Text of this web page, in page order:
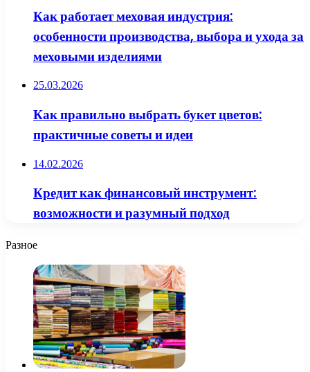
Как работает меховая индустрия:
особенности производства, выбора и ухода за
меховыми изделиями
25.03.2026
Как правильно выбрать букет цветов:
практичные советы и идеи
14.02.2026
Кредит как финансовый инструмент:
возможности и разумный подход
Разное